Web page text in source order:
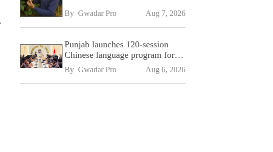
By Gwadar Pro Aug 7, 2026
Punjab launches 120-session
Chinese language program for
SPU
By Gwadar Pro Aug 6, 2026